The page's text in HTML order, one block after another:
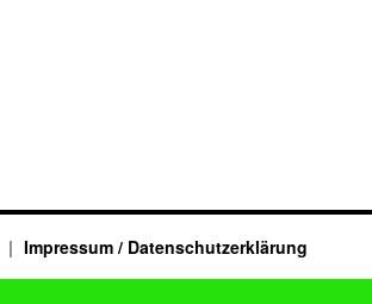
Impressum / Datenschutzerklärung